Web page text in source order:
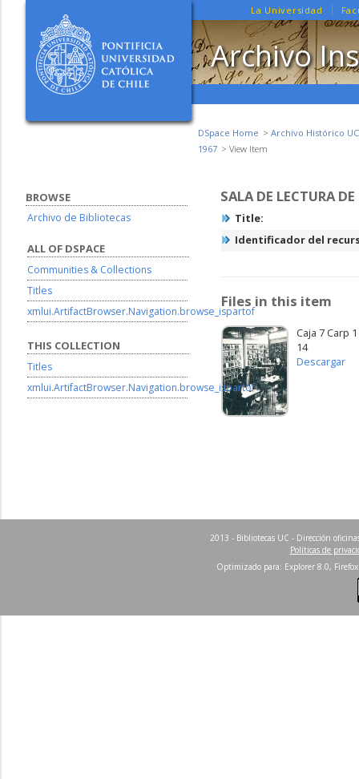
La Universidad
Archivo
DSpace Home
Archivo Histórico UC
1967
View Item
SALA DE LECTURA
Title:
Identificador del
Files in this item
Caja 7 Carp
14
Descargar
BROWSE
Archivo de Bibliotecas
ALL OF DSPACE
Communities & Collections
Titles
xmlui.ArtifactBrowser.Navigation.browse_ispartof
THIS COLLECTION
Titles
xmlui.ArtifactBrowser.Navigation.browse_ispartof
2013 - Bibliotecas UC - Dirección
Políticas de
Optimizado para: Explorer 8.0,